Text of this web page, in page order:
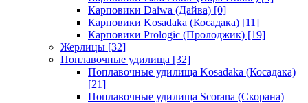
Карповики Daiwa (Дайва) [0]
Карповики Kosadaka (Косадака) [11]
Карповики Prologic (Пролоджик) [19]
Жерлицы [32]
Поплавочные удилища [32]
Поплавочные удилища Kosadaka (Косадака)
[21]
Поплавочные удилища Scorana (Скорана)